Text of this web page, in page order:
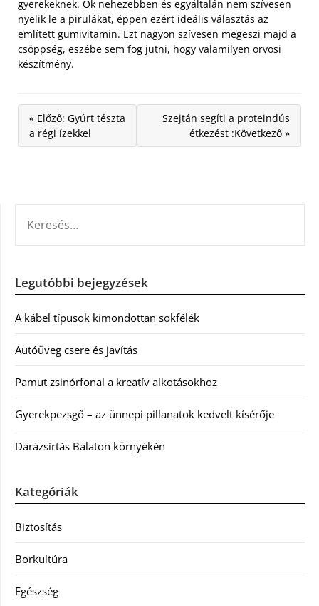
gyerekeknek. Ők nehezebben és egyáltalán nem szívesen
nyelik le a pirulákat, éppen ezért ideális választás az
említett gumivitamin. Ezt nagyon szívesen megeszi majd a
csöppség, eszébe sem fog jutni, hogy valamilyen orvosi
készítmény.
« Előző: Gyúrt tészta
a régi ízekkel
Szejtán segíti a proteindús
étkezést :Következő »
Legutóbbi bejegyzések
A kábel típusok kimondottan sokfélék
Autóüveg csere és javítás
Pamut zsinórfonal a kreatív alkotásokhoz
Gyerekpezsgő – az ünnepi pillanatok kedvelt kísérője
Darázsirtás Balaton környékén
Kategóriák
Biztosítás
Borkultúra
Egészség